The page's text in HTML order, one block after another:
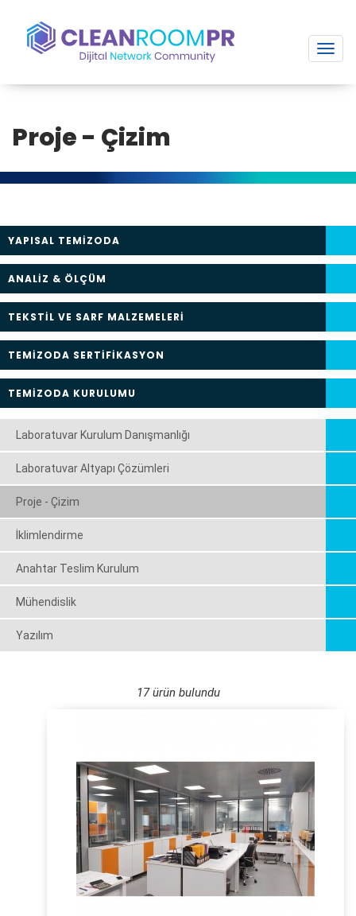
Proje - Çizim
YAPISAL TEMİZODA
ANALİZ & ÖLÇÜM
TEKSTİL VE SARF MALZEMELERİ
TEMİZODA SERTİFİKASYON
TEMİZODA KURULUMU
Laboratuvar Kurulum Danışmanlığı
Laboratuvar Altyapı Çözümleri
Proje - Çizim
İklimlendirme
Anahtar Teslim Kurulum
Mühendislik
Yazılım
17 ürün bulundu